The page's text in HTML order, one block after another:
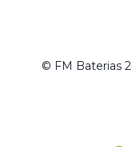
© FM Baterias